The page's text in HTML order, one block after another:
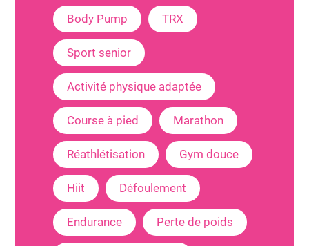
Body Pump TRX
Sport senior
Activité physique adaptée
Course à pied Marathon
Réathlétisation Gym douce
Hiit Défoulement
Endurance Perte de poids